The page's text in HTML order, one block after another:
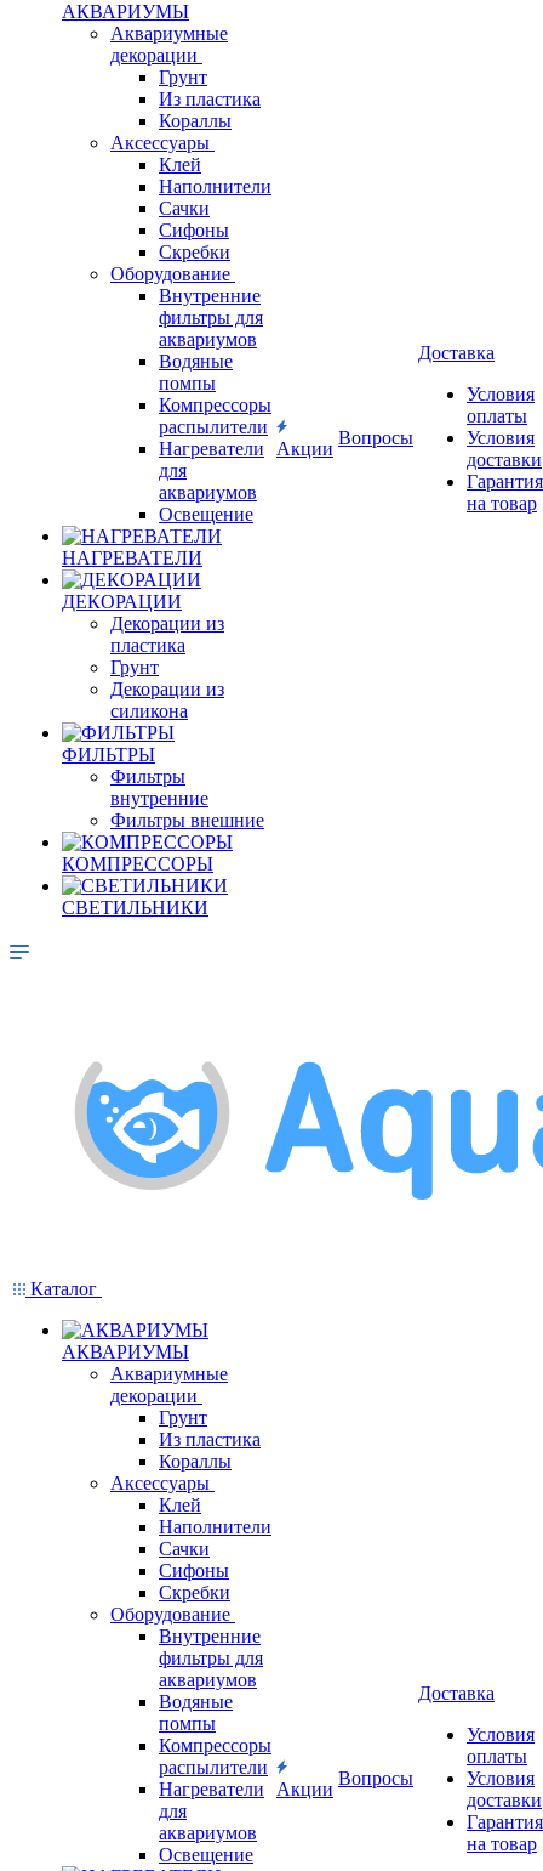
АКВАРИУМЫ
Аквариумные
декорации
Грунт
Из пластика
Кораллы
Аксессуары
Клей
Наполнители
Сачки
Сифоны
Скребки
Оборудование
Внутренние
фильтры для
аквариумов
Водяные
помпы
Компрессоры
распылители
Нагреватели
для
аквариумов
Освещение
НАГРЕВАТЕЛИ
ДЕКОРАЦИИ
Декорации из
пластика
Грунт
Декорации из
силикона
ФИЛЬТРЫ
Фильтры
внутренние
Фильтры внешние
КОМПРЕССОРЫ
СВЕТИЛЬНИКИ
Акции
Вопросы
Доставка
Условия
оплаты
Условия
доставки
Гарантия
на товар
Каталог
АКВАРИУМЫ
Аквариумные
декорации
Грунт
Из пластика
Кораллы
Аксессуары
Клей
Наполнители
Сачки
Сифоны
Скребки
Оборудование
Внутренние
фильтры для
аквариумов
Водяные
помпы
Компрессоры
распылители
Нагреватели
для
аквариумов
Освещение
Акции
Вопросы
Доставка
Условия
оплаты
Условия
доставки
Гарантия
на товар